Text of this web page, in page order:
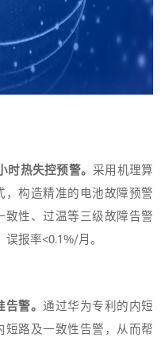
热失控预警。 采用机理算
构造精准的电池故障预警
性、过温等三级故障告警
报率<0.1%/月。
警。 通过华为专利的内短
路及一致性告警，从而帮